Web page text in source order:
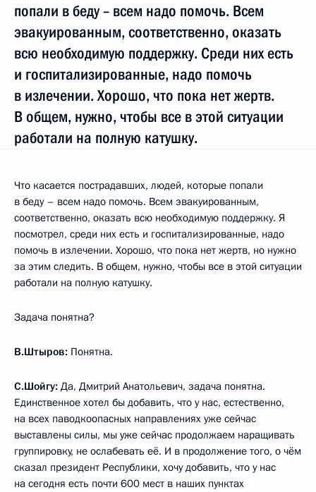
попали в беду – всем надо помочь. Всем
эвакуированным, соответственно, оказать
всю необходимую поддержку. Среди них есть
и госпитализированные, надо помочь
в излечении. Хорошо, что пока нет жертв.
В общем, нужно, чтобы все в этой ситуации
работали на полную катушку.
Что касается пострадавших, людей, которые попали
в беду – всем надо помочь. Всем эвакуированным,
соответственно, оказать всю необходимую поддержку. Я
посмотрел, среди них есть и госпитализированные, надо
помочь в излечении. Хорошо, что пока нет жертв, но нужно
за этим следить. В общем, нужно, чтобы все в этой ситуации
работали на полную катушку.
Задача понятна?
В.Штыров: Понятна.
С.Шойгу: Да, Дмитрий Анатольевич, задача понятна.
Единственное хотел бы добавить, что у нас, естественно,
на всех паводкоопасных направлениях уже сейчас
выставлены силы, мы уже сейчас продолжаем наращивать
группировку, не ослабевать её. И в продолжение того, о чём
сказал президент Республики, хочу добавить, что у нас
на сегодня есть почти 600 мест в наших пунктах